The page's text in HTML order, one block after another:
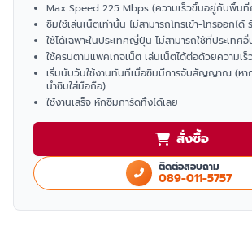
Max Speed 225 Mbps (ความเร็วขึ้นอยู่กับพื้นที่
ซิมใช้เล่นเน็ตเท่านั้น ไม่สามารถโทรเข้า-โทรออกได้
ใช้ได้เฉพาะในประเทศญี่ปุ่น ไม่สามารถใช้ที่ประเทศอื่
ใช้ครบตามแพคเกจเน็ต เล่นเน็ตได้ต่อด้วยความเร็
เริ่มนับวันใช้งานทันทีเมื่อซิมมีการจับสัญญาณ (หา
นำซิมใส่มือถือ)
ใช้งานเสร็จ หักซิมการ์ดทิ้งได้เลย
สั่งซื้อ
ติดต่อสอบถาม
089-011-5757